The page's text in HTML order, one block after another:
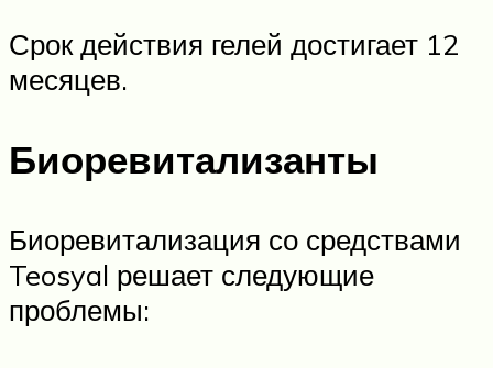
Срок действия гелей достигает 12
месяцев.
Биоревитализанты
Биоревитализация со средствами
Teosyal решает следующие
проблемы: